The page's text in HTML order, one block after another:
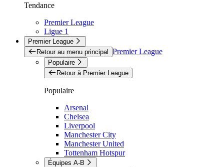
Tendance
Premier League
Ligue 1
Premier League
Retour au menu principal Premier League
Populaire
Retour à Premier League
Populaire
Arsenal
Chelsea
Liverpool
Manchester City
Manchester United
Tottenham Hotspur
Équipes A-B